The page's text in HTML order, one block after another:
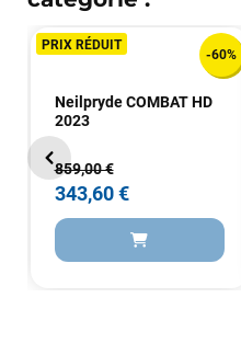
PRIX RÉDUIT
-60%
Neilpryde COMBAT HD
2023
859,00 €
343,60 €
François